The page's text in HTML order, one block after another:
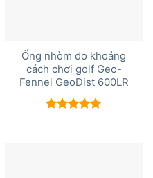
Ống nhòm đo khoảng
cách chơi golf Geo-
Fennel GeoDist 600LR